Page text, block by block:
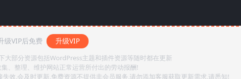
级VIP后免费 升级VIP
部分资源包括WordPress主题和插件资源等随时都在更新
、整理、维护网站正常运营所付出的劳动报酬!
效,会及时更新,免费资源不提供非会员服务,请勿添加客服获取更新需求,请悉知!